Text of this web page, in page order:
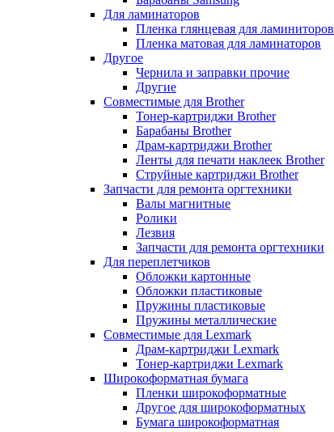
Для ламинаторов
Пленка глянцевая для ламиниторов
Пленка матовая для ламинаторов
Другое
Чернила и заправки прочие
Другие
Совместимые для Brother
Тонер-картриджи Brother
Барабаны Brother
Драм-картриджи Brother
Ленты для печати наклеек Brother
Струйные картриджи Brother
Запчасти для ремонта оргтехники
Валы магнитные
Ролики
Лезвия
Запчасти для ремонта оргтехники
Для переплетчиков
Обложки картонные
Обложки пластиковые
Пружины пластиковые
Пружины металлические
Совместимые для Lexmark
Драм-картриджи Lexmark
Тонер-картриджи Lexmark
Широкоформатная бумага
Пленки широкоформатные
Другое для широкоформатных
Бумага широкоформатная